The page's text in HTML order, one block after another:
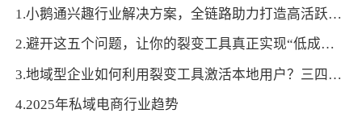
1.小鹅通兴趣行业解决方案，全链路助力打造高活跃用户生态！
2.避开这五个问题，让你的裂变工具真正实现“低成本获客”
3.地域型企业如何利用裂变工具激活本地用户？三四线城市的实践技巧
4.2025年私域电商行业趋势